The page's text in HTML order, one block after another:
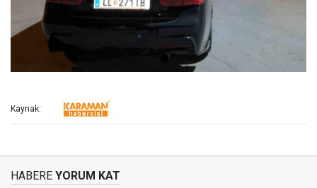
Kaynak:
HABERE YORUM KAT